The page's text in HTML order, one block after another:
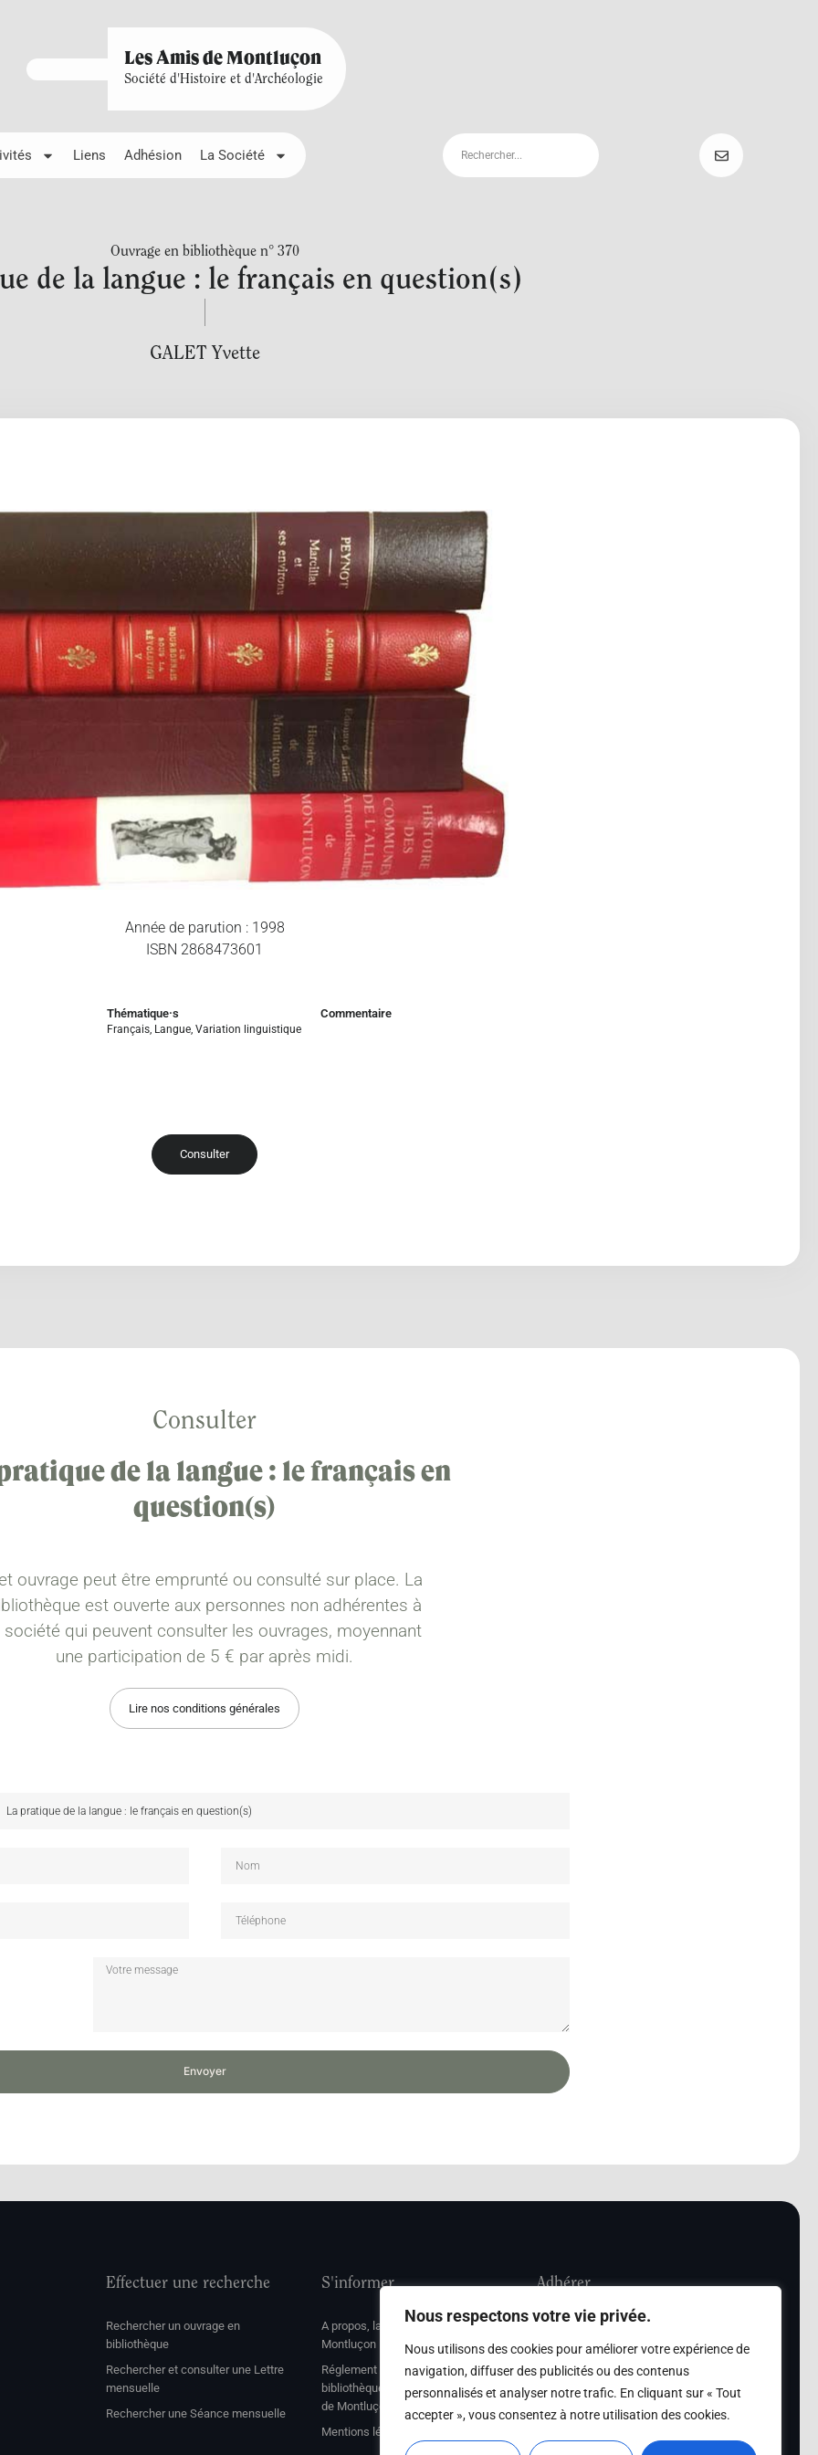
Nous respectons votre vie privée.
Nous utilisons des cookies pour améliorer votre expérience de
navigation, diffuser des publicités ou des contenus
personnalisés et analyser notre trafic. En cliquant sur « Tout
accepter », vous consentez à notre utilisation des cookies.
Les Amis de Montluçon
Société d'Histoire et d'Archéologie
Liens Adhésion La Société
Ouvrage en bibliothèque n° 370
de la langue : le français en question(s)
GALET Yvette
Année de parution : 1998
ISBN 2868473601
Thématique·s
Français Langue ,Variation linguistique
Commentaire
Consulter
Consulter
de la langue : le français en
question(s)
ouvrage peut être emprunté ou consulté sur place. La
est ouverte aux personnes non adhérentes à
société qui peuvent consulter les ouvrages, moyennant
une participation de 5 € par après midi.
Lire nos conditions générales
Envoyer
Effectuer une recherche
Rechercher un ouvrage en
bibliothèque
Rechercher et consulter une Lettre
mensuelle
Rechercher une Séance mensuelle
S'informer
A propos, la société Les Amis de
Montluçon
Réglement de consultation de la
bibliothèque et des archives des Amis
de Montluçon
Mentions légales
Adhérer
Adhésion